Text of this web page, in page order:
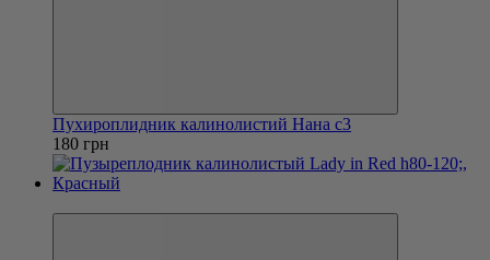
Пухироплидник калинолистий Нана с3
180 грн